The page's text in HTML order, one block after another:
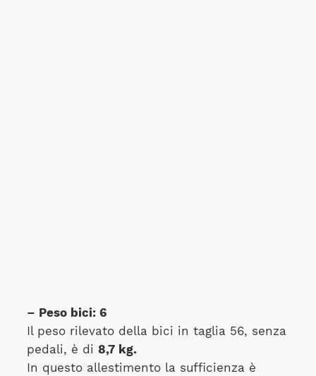
– Peso bici: 6
Il peso rilevato della bici in taglia 56, senza
pedali, è di 8,7 kg.
In questo allestimento la sufficienza è